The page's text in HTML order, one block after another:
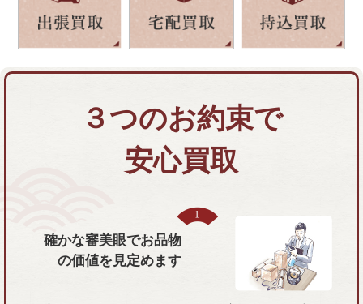
３つのお約束で
安心買取
確かな審美眼でお品物
の価値を 見定めます